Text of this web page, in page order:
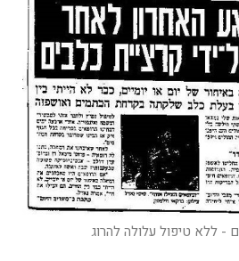
- ללא טיפול עלולה להרוג